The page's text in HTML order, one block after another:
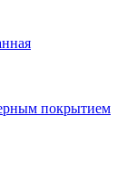
покрытием